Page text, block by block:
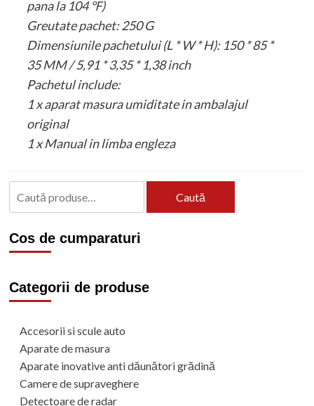
pana la 104 ℉)
Greutate pachet: 250 G
Dimensiunile pachetului (L * W * H): 150 * 85 *
35 MM / 5,91 * 3,35 * 1,38 inch
Pachetul include:
1 x aparat masura umiditate in ambalajul
original
1 x Manual in limba engleza
Caută
Cos de cumparaturi
Categorii de produse
Accesorii si scule auto
Aparate de masura
Aparate inovative anti dăunători grădină
Camere de supraveghere
Detectoare de radar